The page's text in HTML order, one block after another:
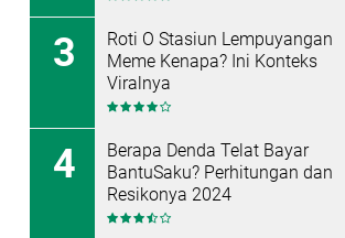
Roti O Stasiun Lempuyangan
Meme Kenapa? Ini Konteks
Viralnya
Berapa Denda Telat Bayar
BantuSaku? Perhitungan dan
Resikonya 2024